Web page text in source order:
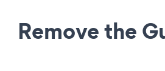
Remove the